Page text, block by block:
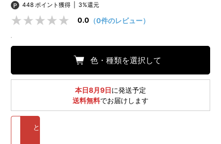
448 ポイント獲得
3%還元
0.0 （0件のレビュー）
色・種類を選択して
本日8月9日に発送予定
送料無料でお届けします
と